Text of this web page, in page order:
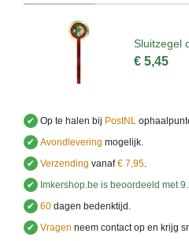
Sluitzegel
€ 5,45
✔ Op te halen bij PostNL
✔ Avondlevering mogelijk.
✔ Verzending vanaf€ 7,95.
✔
Imkershop.be is beoordeeld met
✔ 60dagen bedenktijd.
✔ Vragen neem contact op en krijg